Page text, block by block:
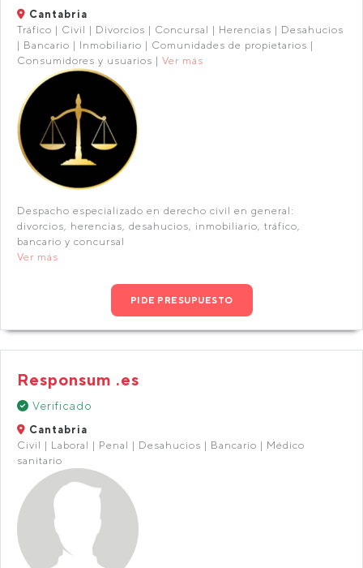
Cantabria
Tráfico | Civil | Divorcios | Concursal | Herencias | Desahucios
| Bancario | Inmobiliario | Comunidades de propietarios |
Consumidores y usuarios | Ver más
Despacho especializado en derecho civil en general:
divorcios, herencias, desahucios, inmobiliario, tráfico,
bancario y concursal
Ver más
PIDE PRESUPUESTO
Responsum .es
Verificado
Cantabria
Civil | Laboral | Penal | Desahucios | Bancario | Médico
sanitario